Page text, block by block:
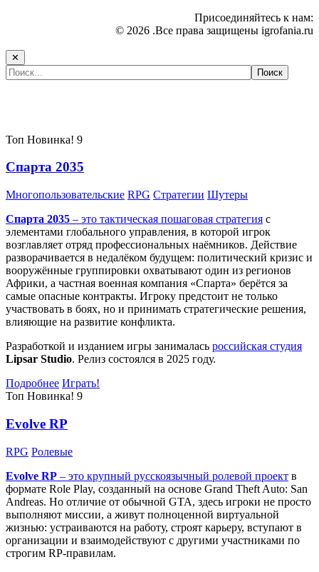
Присоединяйтесь к нам:
© 2026 .Все права защищены igrofania.ru
✕
Топ Новинка! 9
Спарта 2035
Многопользовательские RPG Стратегии Шутеры
Спарта 2035 – это тактическая пошаговая стратегия с
элементами глобального управления, в которой игрок
возглавляет отряд профессиональных наёмников. Действие
разворачивается в недалёком будущем: политический кризис и
вооружённые группировки охватывают один из регионов
Африки, а частная военная компания «Спарта» берётся за
самые опасные контракты. Игроку предстоит не только
участвовать в боях, но и принимать стратегические решения,
влияющие на развитие конфликта.
Разработкой и изданием игры занималась российская студия
Lipsar Studio. Релиз состоялся в 2025 году.
Подробнее Играть!
Топ Новинка! 9
Evolve RP
RPG Ролевые
Evolve RP – это крупный русскоязычный ролевой проект в
формате Role Play, созданный на основе Grand Theft Auto: San
Andreas. Но отличие от обычной GTA, здесь игроки не просто
выполняют миссии, а живут полноценной виртуальной
жизнью: устраиваются на работу, строят карьеру, вступают в
организации и взаимодействуют с другими участниками по
строгим RP-правилам.